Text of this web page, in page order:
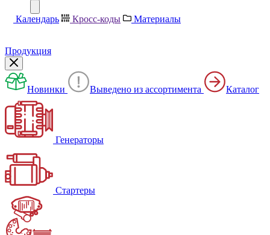
Календарь Кросс-коды Материалы
Продукция
Новинки Выведено из ассортимента Каталог
Генераторы
Стартеры